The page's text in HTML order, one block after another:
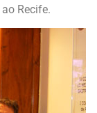
Recife.